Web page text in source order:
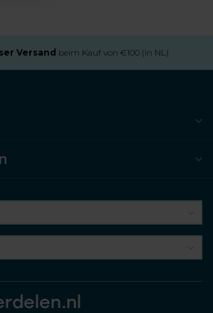
Versand beim Kauf von €100 (in NL)